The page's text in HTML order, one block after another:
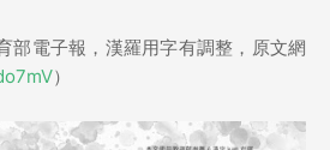
部電子報，漢羅用字有調整，原文網
）